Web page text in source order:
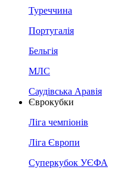
Туреччина
Португалія
Бельгія
МЛС
Саудівська Аравія
Єврокубки
Ліга чемпіонів
Ліга Європи
Суперкубок УЄФА